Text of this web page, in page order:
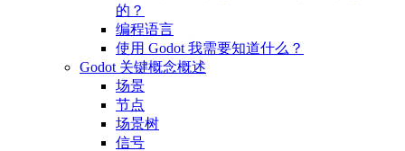
的？
编程语言
使用 Godot 我需要知道什么？
Godot 关键概念概述
场景
节点
场景树
信号